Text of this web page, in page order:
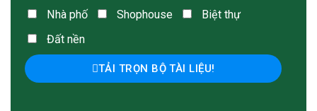
Nhà phố
Shophouse
Biệt thự
Đất nền
TẢI TRỌN BỘ TÀI LIỆU!